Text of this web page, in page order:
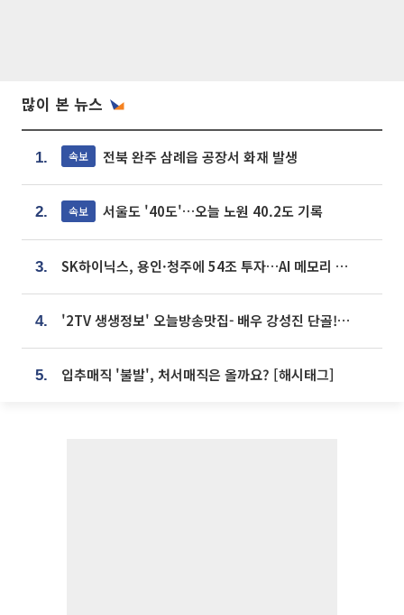
많이 본 뉴스
1. 속보 전북 완주 삼례읍 공장서 화재 발생
2. 속보 서울도 '40도'…오늘 노원 40.2도 기록
3. SK하이닉스, 용인·청주에 54조 투자…AI 메모리 생산기지 키운다
4. '2TV 생생정보' 오늘방송맛집- 배우 강성진 단골! 쌀국수ㆍ푸팟퐁 커리 맛집 '블○○○'
5. 입추매직 '불발', 처서매직은 올까요? [해시태그]